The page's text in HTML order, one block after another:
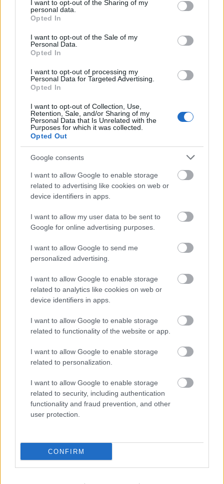
not limited to your visit or usage behaviour. You may click to
grant or deny consent to Google and its third-party tags to
use your data for below specified purposes in below Google
consent section.
I want to opt-out of the Sharing of my
personal data.
Opted In
I want to opt-out of the Sale of my
Personal Data.
Opted In
I want to opt-out of processing my
Personal Data for Targeted Advertising.
Opted In
I want to opt-out of Collection, Use,
Retention, Sale, and/or Sharing of my
Personal Data that Is Unrelated with the
Purposes for which it was collected.
Opted Out
Google consents
I want to allow Google to enable storage
related to advertising like cookies on web or
device identifiers in apps.
I want to allow my user data to be sent to
Google for online advertising purposes.
I want to allow Google to send me
personalized advertising.
I want to allow Google to enable storage
related to analytics like cookies on web or
device identifiers in apps.
I want to allow Google to enable storage
related to functionality of the website or app.
I want to allow Google to enable storage
related to personalization.
I want to allow Google to enable storage
related to security, including authentication
functionality and fraud prevention, and other
user protection.
CONFIRM
Alessandra fürdőruhában és anélkül
A tökéletes testű Victoria's Secret angyal, Alessandra
Ambrosio a brazil GQ magazin novemberi címlapja
és az ahhoz tartozó fotósorozat kedvéért vetkőzött
először csak különféle fürdőruhákra, majd azoktól is
megszabadult. A fotók a Maldív-szigeteken
készültek, a képeket Stewart Shining lőtte.
Emily Ratajkowski bikiniben
Hűha, Emily Ratajkowski önmagához képest
kimondottan fel van öltözve - bikinit visel! Persze
nem véletlenül, hiszen az alábbi képek egy ausztrál
divatcég, a Amore + Sorvete fürdőruha
kampányához készültek. A medence parti fotókat